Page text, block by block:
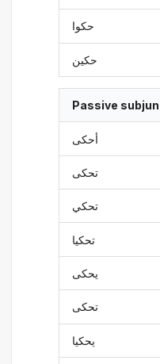
حكوا
حكين
Passive
أحكى
تحكى
تحكي
تحكيا
يحكى
تحكى
يحكيا